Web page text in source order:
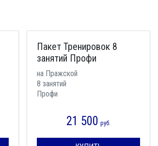
Пакет Тренировок 8
занятий Профи
на Пражской
8 занятий
Профи
21 500 руб.